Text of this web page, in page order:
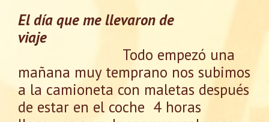
El día que me llevaron de
viaje
Todo empezó una
mañana muy temprano nos subimos
a la camioneta con maletas después
de estar en el coche 4 horas